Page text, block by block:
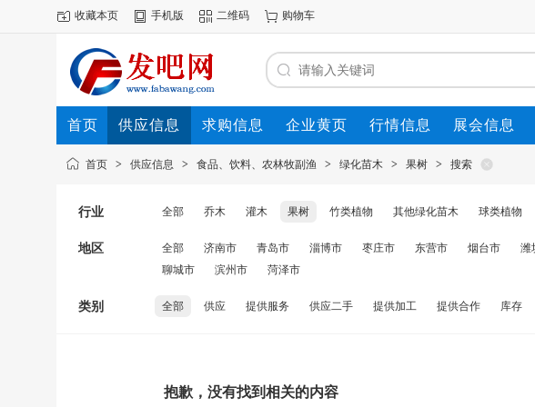
收藏本页 手机版 二维码 购物车
首页 供应信息 求购信息 企业黄页 行情信息 展会信息
首页 > 供应信息 > 食品、饮料、农林牧副渔 > 绿化苗木 > 果树 > 搜索
行业 全部 乔木 灌木 果树 竹类植物 其他绿化苗木 球类植物
地区 全部 济南市 青岛市 淄博市 枣庄市 东营市 烟台市 潍
聊城市
滨州市 菏泽市
类别 全部 供应 提供服务 供应二手 提供加工 提供合作 库存
抱歉，没有找到相关的内容